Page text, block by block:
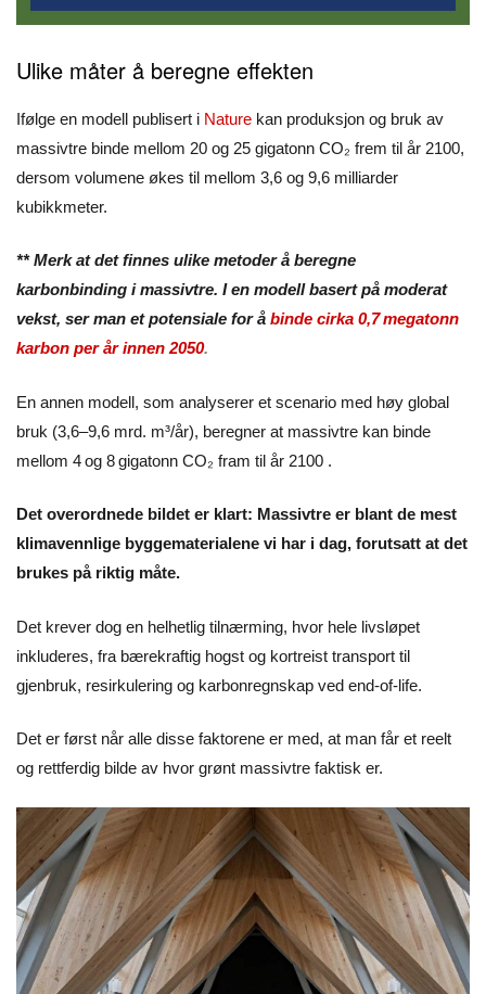
Ulike måter å beregne effekten
Ifølge en modell publisert i Nature kan produksjon og bruk av
massivtre binde mellom 20 og 25 gigatonn CO₂ frem til år 2100,
dersom volumene økes til mellom 3,6 og 9,6 milliarder
kubikkmeter.
** Merk at det finnes ulike metoder å beregne
karbonbinding i massivtre. I en modell basert på moderat
vekst, ser man et potensiale for å binde cirka 0,7 megatonn
karbon per år innen 2050.
En annen modell, som analyserer et scenario med høy global
bruk (3,6–9,6 mrd. m³/år), beregner at massivtre kan binde
mellom 4 og 8 gigatonn CO₂ fram til år 2100 .
Det overordnede bildet er klart: Massivtre er blant de mest
klimavennlige byggematerialene vi har i dag, forutsatt at det
brukes på riktig måte.
Det krever dog en helhetlig tilnærming, hvor hele livsløpet
inkluderes, fra bærekraftig hogst og kortreist transport til
gjenbruk, resirkulering og karbonregnskap ved end-of-life.
Det er først når alle disse faktorene er med, at man får et reelt
og rettferdig bilde av hvor grønt massivtre faktisk er.